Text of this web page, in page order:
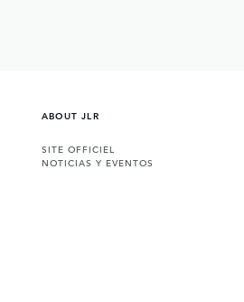
ABOUT JLR
SITE OFFICIEL
NOTICIAS Y EVENTOS